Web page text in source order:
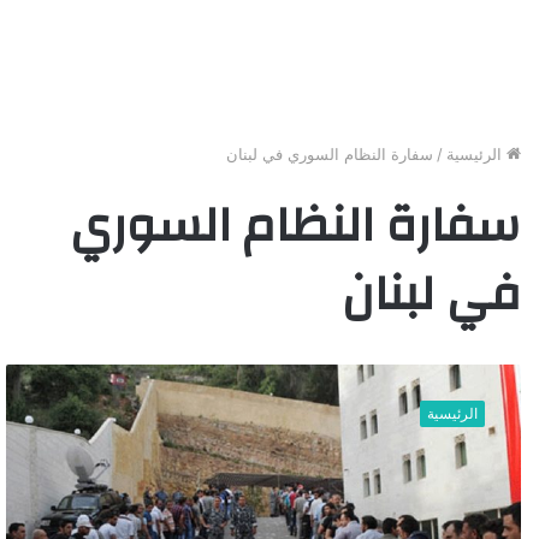
الرئيسية / سفارة النظام السوري في لبنان
سفارة النظام السوري
في لبنان
م
ن
ل
ا
ن
الرئيسية